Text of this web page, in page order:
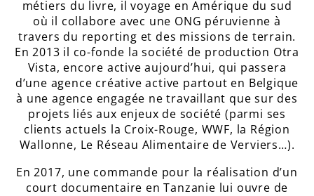
métiers du livre, il voyage en Amérique du sud
où il collabore avec une ONG péruvienne à
travers du reporting et des missions de terrain.
En 2013 il co-fonde la société de production Otra
Vista, encore active aujourd’hui, qui passera
d’une agence créative active partout en Belgique
à une agence engagée ne travaillant que sur des
projets liés aux enjeux de société (parmi ses
clients actuels la Croix-Rouge, WWF, la Région
Wallonne, Le Réseau Alimentaire de Verviers…).
En 2017, une commande pour la réalisation d’un
court documentaire en Tanzanie lui ouvre de